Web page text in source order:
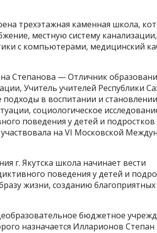
трехэтажная каменная школа,
местную систему
с компьютерами, медицинский
Степанова — Отличник
Учитель учителей Республики
в воспитании и
социологическое
поведения у детей и
на VI Московской
г. Якутска школа начинает вести
поведения у детей и
жизни, созданию благоприятных
бюджетное
назначается Илларионов